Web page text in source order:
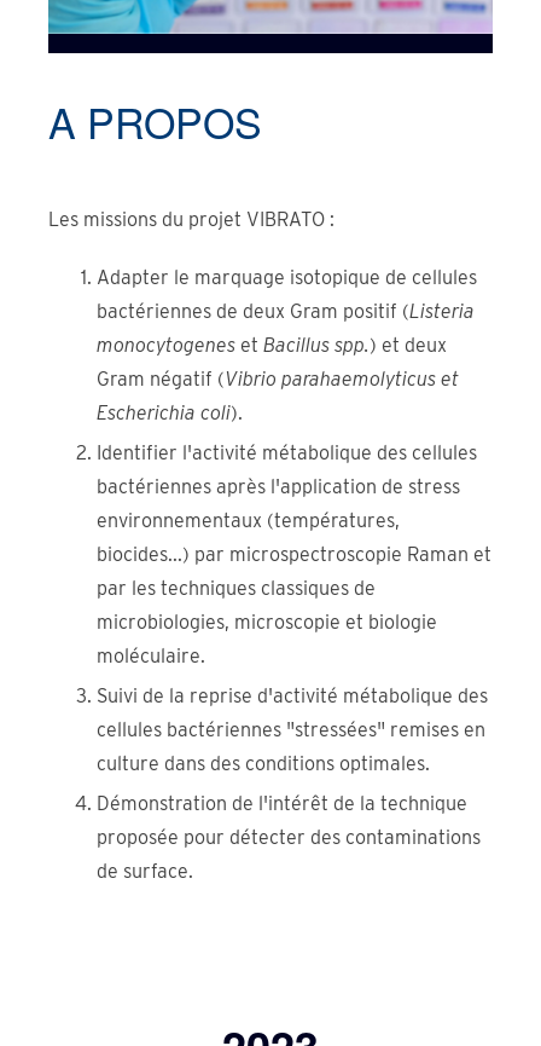
A PROPOS
Les missions du projet VIBRATO :
Adapter le marquage isotopique de cellules
bactériennes de deux Gram positif (Listeria
monocytogenes et Bacillus spp.) et deux
Gram négatif (Vibrio parahaemolyticus et
Escherichia coli).
Identifier l'activité métabolique des cellules
bactériennes après l'application de stress
environnementaux (températures,
biocides...) par microspectroscopie Raman et
par les techniques classiques de
microbiologies, microscopie et biologie
moléculaire.
Suivi de la reprise d'activité métabolique des
cellules bactériennes "stressées" remises en
culture dans des conditions optimales.
Démonstration de l'intérêt de la technique
proposée pour détecter des contaminations
de surface.